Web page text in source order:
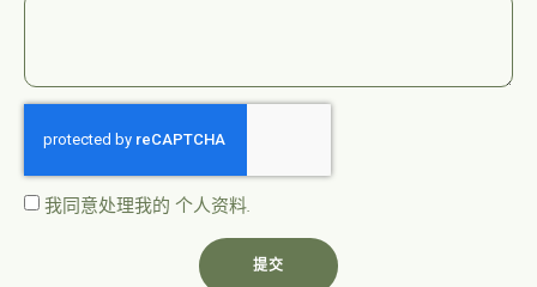
我同意处理我的 个人资料.
提交